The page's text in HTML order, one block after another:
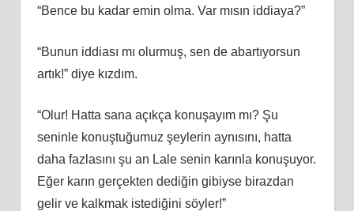
“Bence bu kadar emin olma. Var mısın iddiaya?”
“Bunun iddiası mı olurmuş, sen de abartıyorsun
artık!” diye kızdım.
“Olur! Hatta sana açıkça konuşayım mı? Şu
seninle konuştuğumuz şeylerin aynısını, hatta
daha fazlasını şu an Lale senin karınla konuşuyor.
Eğer karın gerçekten dediğin gibiyse birazdan
gelir ve kalkmak istediğini söyler!”